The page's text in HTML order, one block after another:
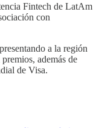
Fintech de LatAm
con
a la región
además de
de Visa.